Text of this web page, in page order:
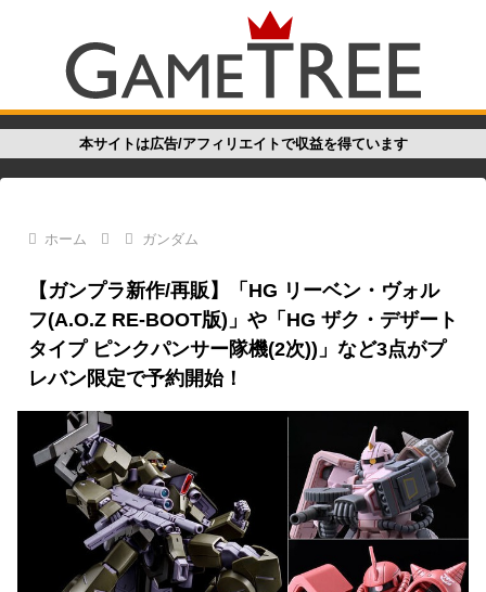
本サイトは広告/アフィリエイトで収益を得ています
ホーム ガンダム
【ガンプラ新作/再販】「HG リーベン・ヴォル
フ(A.O.Z RE-BOOT版)」や「HG ザク・デザート
タイプ ピンクパンサー隊機(2次))」など3点がプ
レバン限定で予約開始！